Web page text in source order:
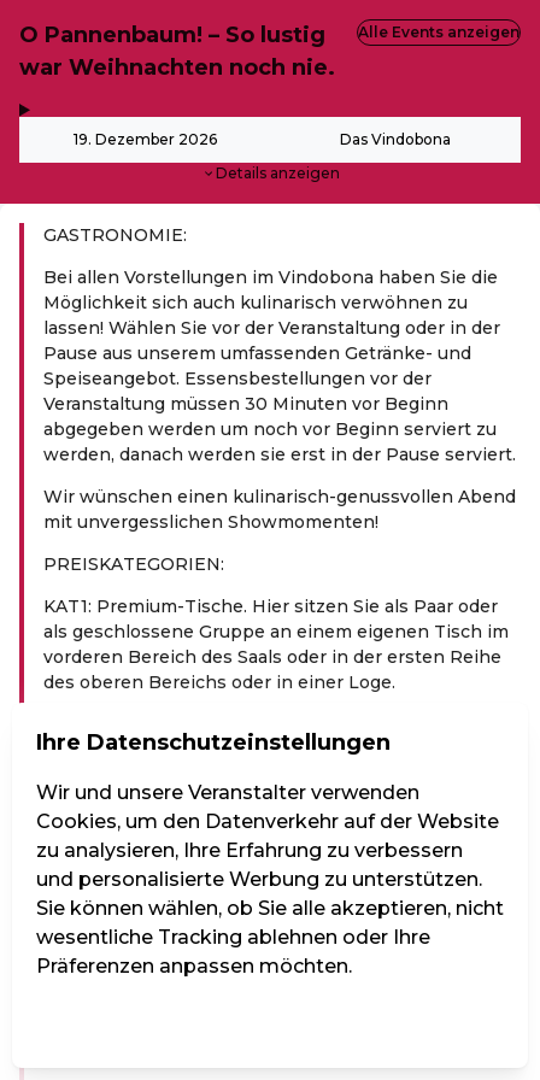
O Pannenbaum! – So lustig
war Weihnachten noch nie.
19. Dezember 2026 Das Vindobona
Details anzeigen
Alle Events anzeigen
GASTRONOMIE:
Bei allen Vorstellungen im Vindobona haben Sie die
Möglichkeit sich auch kulinarisch verwöhnen zu
lassen! Wählen Sie vor der Veranstaltung oder in der
Pause aus unserem umfassenden Getränke- und
Speiseangebot. Essensbestellungen vor der
Veranstaltung müssen 30 Minuten vor Beginn
abgegeben werden um noch vor Beginn serviert zu
werden, danach werden sie erst in der Pause serviert.
Wir wünschen einen kulinarisch-genussvollen Abend
mit unvergesslichen Showmomenten!
PREIS­KA­TE­GO­RIEN:
KAT1: Premium-Tische. Hier sitzen Sie als Paar oder
als geschlossene Gruppe an einem eigenen Tisch im
vorderen Bereich des Saals oder in der ersten Reihe
des oberen Bereichs oder in einer Loge.
(1.Reihe).
KAT4: 2‑er Tische im hinteren Bereich des Saals (2 –
3.Reihe).---
Im „Das Vindobona“ ist keine Saalplanbuchung
möglich. Die Vergabe der Plätze erfolgt vor Ort in der
jeweiligen Buchungskategorie und Personengruppe.
Bei einer Buchung von mehreren Karten werden
Ihre Datenschutzeinstellungen
Wir und unsere Veranstalter verwenden
Cookies, um den Datenverkehr auf der Website
zu analysieren, Ihre Erfahrung zu verbessern
und personalisierte Werbung zu unterstützen.
Sie können wählen, ob Sie alle akzeptieren, nicht
wesentliche Tracking ablehnen oder Ihre
Präferenzen anpassen möchten.